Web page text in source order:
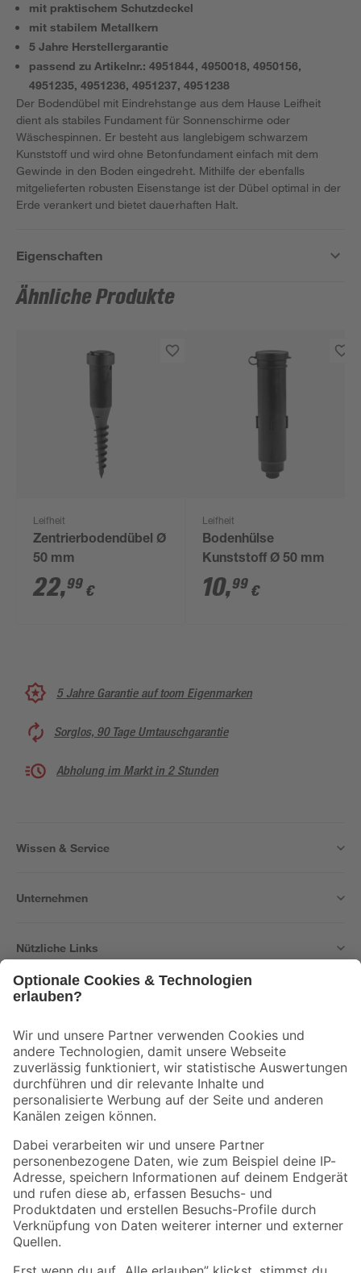
mit praktischem Schutzdeckel
mit stabilem Metallkern
5 Jahre Herstellergarantie
passend zu Artikelnr.: 4951844, 4950018, 4950156,
4951235, 4951236, 4951237, 4951238
Der Bodendübel mit Eindrehstange aus dem Hause Leifheit
dient als stabiles Fundament für Sonnenschirme oder
Wäschespinnen. Er besteht aus langlebigem schwarzem
Kunststoff und wird ohne Betonfundament einfach mit dem
Gewinde in den Boden eingedreht. Mithilfe der ebenfalls
mitgelieferten robusten Eisenstange ist der Dübel optimal in der
Erde verankert und bietet dauerhaften Halt.
Eigenschaften
Ähnliche Produkte
Leifheit
Zentrierbodendübel Ø
50 mm
22,99 €
Leifheit
Bodenhülse
Kunststoff Ø 50 mm
10,99 €
5 Jahre Garantie auf toom Eigenmarken
Sorglos, 90 Tage Umtauschgarantie
Abholung im Markt in 2 Stunden
Wissen & Service
Unternehmen
Nützliche Links
Der toom Newsletter: Keine Angebote und Aktionen mehr verpassen!
Zur Newsletter Anmeldung
Folge uns
Zahlungsarten Versandarten
Sicher einkaufen